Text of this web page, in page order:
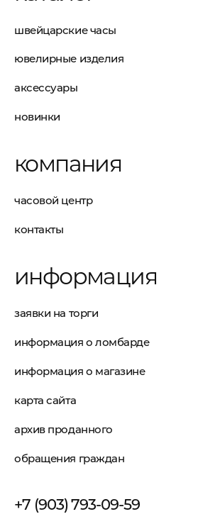
швейцарские часы
ювелирные изделия
аксессуары
новинки
компания
часовой центр
контакты
информация
заявки на торги
информация о ломбарде
информация о магазине
карта сайта
архив проданного
обращения граждан
+7 (903) 793-09-59